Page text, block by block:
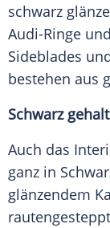
schwarz
Audi-Ringe
Sideblades
bestehen aus
Schwarz
Auch das
ganz in
glänzendem